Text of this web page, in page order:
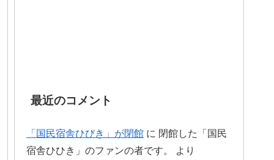
最近のコメント
「国民宿舎ひびき」が閉館 に 閉館した「国民
宿舎ひひき」のファンの者です。
より